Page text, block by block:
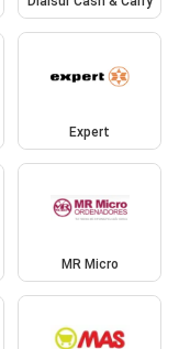
Expert
MR Micro